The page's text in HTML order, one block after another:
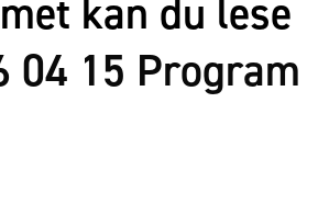
kan du lese
04 15 Program